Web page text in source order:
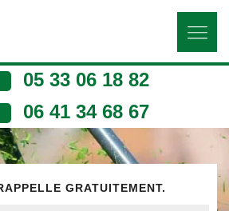
05 33 06 18 82
06 41 34 68 67
GRATUITEMENT.